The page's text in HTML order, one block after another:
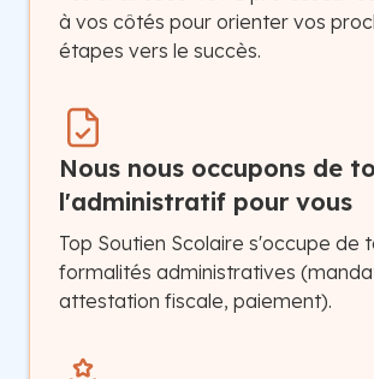
à vos côtés pour orienter vos
étapes vers le succès.
Nous nous occupons de
l'administratif pour vous
Top Soutien Scolaire s'occupe de
formalités administratives
attestation fiscale, paiement).